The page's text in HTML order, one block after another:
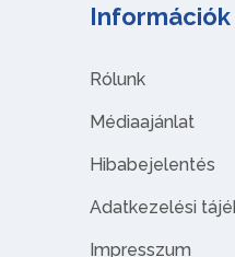
Információk
Rólunk
Médiaajánlat
Hibabejelentés
Adatkezelési
Impresszum